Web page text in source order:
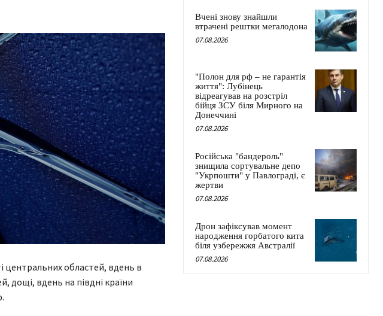
центральних областей, вдень в
дощі, вдень на півдні країни
Вчені знову знайшли
втрачені рештки мегалодона
07.08.2026
"Полон для рф – не гарантія
життя": Лубінець
відреагував на розстріл
бійця ЗСУ біля Мирного на
Донеччині
07.08.2026
Російська "бандероль"
знищила сортувальне депо
"Укрпошти" у Павлограді, є
жертви
07.08.2026
Дрон зафіксував момент
народження горбатого кита
біля узбережжя Австралії
07.08.2026